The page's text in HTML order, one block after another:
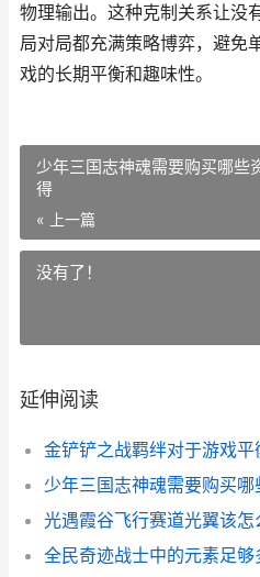
物理输出。这种克制关系让没
局对局都充满策略博弈，避免
戏的长期平衡和趣味性。
少年三国志神魂需要购买哪些
得
« 上一篇
没有了！
延伸阅读